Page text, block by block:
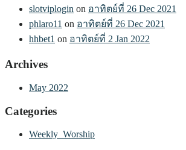
slotviplogin on อาทิตย์ที่ 26 Dec 2021
phlaro11 on อาทิตย์ที่ 26 Dec 2021
hhbet1 on อาทิตย์ที่ 2 Jan 2022
Archives
May 2022
Categories
Weekly_Worship